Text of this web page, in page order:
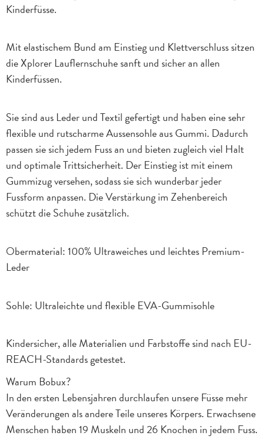
Kinderfüsse.
Mit elastischem Bund am Einstieg und Klettverschluss sitzen
die Xplorer Lauflernschuhe sanft und sicher an allen
Kinderfüssen.
Sie sind aus Leder und Textil gefertigt und haben eine sehr
flexible und rutscharme Aussensohle aus Gummi. Dadurch
passen sie sich jedem Fuss an und bieten zugleich viel Halt
und optimale Trittsicherheit. Der Einstieg ist mit einem
Gummizug versehen, sodass sie sich wunderbar jeder
Fussform anpassen. Die Verstärkung im Zehenbereich
schützt die Schuhe zusätzlich.
Obermaterial: 100% Ultraweiches und leichtes Premium-
Leder
Sohle: Ultraleichte und flexible EVA-Gummisohle
Kindersicher, alle Materialien und Farbstoffe sind nach EU-
REACH-Standards getestet.
Warum Bobux?
In den ersten Lebensjahren durchlaufen unsere Füsse mehr
Veränderungen als andere Teile unseres Körpers. Erwachsene
Menschen haben 19 Muskeln und 26 Knochen in jedem Fuss.